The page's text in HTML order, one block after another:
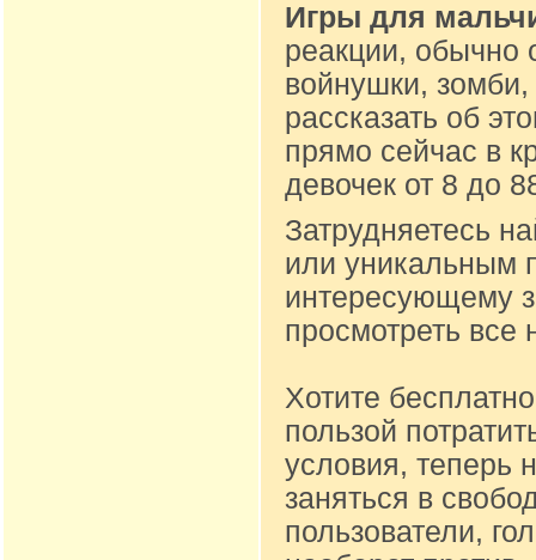
Игры для
реакции, обычно
войнушки, зомби,
рассказать об
прямо сейчас в
девочек от 8 до
Затрудняетесь
или уникальным
интересующему
просмотреть все
Хотите
пользой
условия, теперь
заняться в
пользователи,